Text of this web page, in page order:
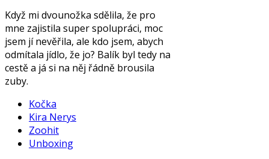
Když mi dvounožka sdělila, že pro
mne zajistila super spolupráci, moc
jsem jí nevěřila, ale kdo jsem, abych
odmítala jídlo, že jo? Balík byl tedy na
cestě a já si na něj řádně brousila
zuby.
Kočka
Kira Nerys
Zoohit
Unboxing